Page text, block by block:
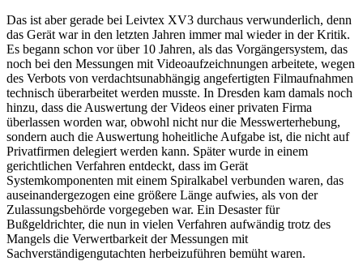
Das ist aber gerade bei Leivtex XV3 durchaus verwunderlich, denn
das Gerät war in den letzten Jahren immer mal wieder in der Kritik.
Es begann schon vor über 10 Jahren, als das Vorgängersystem, das
noch bei den Messungen mit Videoaufzeichnungen arbeitete, wegen
des Verbots von verdachtsunabhängig angefertigten Filmaufnahmen
technisch überarbeitet werden musste. In Dresden kam damals noch
hinzu, dass die Auswertung der Videos einer privaten Firma
überlassen worden war, obwohl nicht nur die Messwerterhebung,
sondern auch die Auswertung hoheitliche Aufgabe ist, die nicht auf
Privatfirmen delegiert werden kann. Später wurde in einem
gerichtlichen Verfahren entdeckt, dass im Gerät
Systemkomponenten mit einem Spiralkabel verbunden waren, das
auseinandergezogen eine größere Länge aufwies, als von der
Zulassungsbehörde vorgegeben war. Ein Desaster für
Bußgeldrichter, die nun in vielen Verfahren aufwändig trotz des
Mangels die Verwertbarkeit der Messungen mit
Sachverständigengutachten herbeizuführen bemüht waren.